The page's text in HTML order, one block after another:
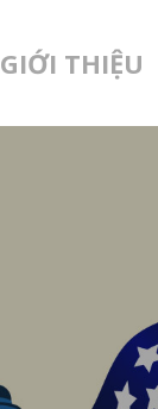
GIỚI THIỆU